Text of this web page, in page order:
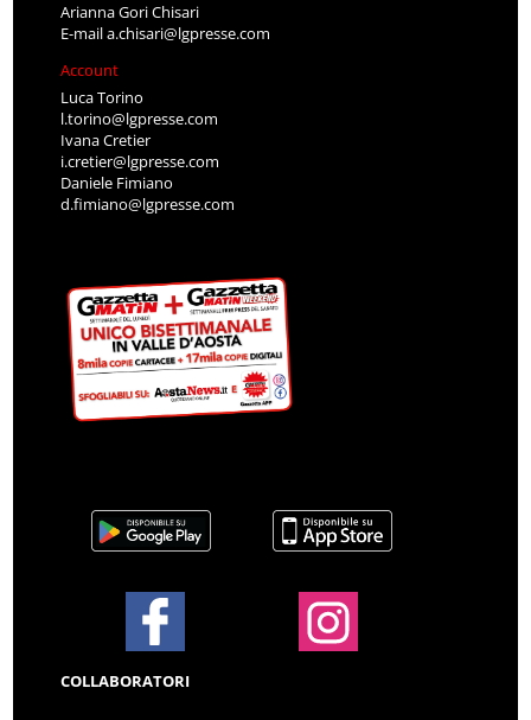
Arianna Gori Chisari
E-maila.chisari@lgpresse.com
Account
Luca Torino
l.torino@lgpresse.com
Ivana Cretier
i.cretier@lgpresse.com
Daniele Fimiano
d.fimiano@lgpresse.com
COLLABORATORI